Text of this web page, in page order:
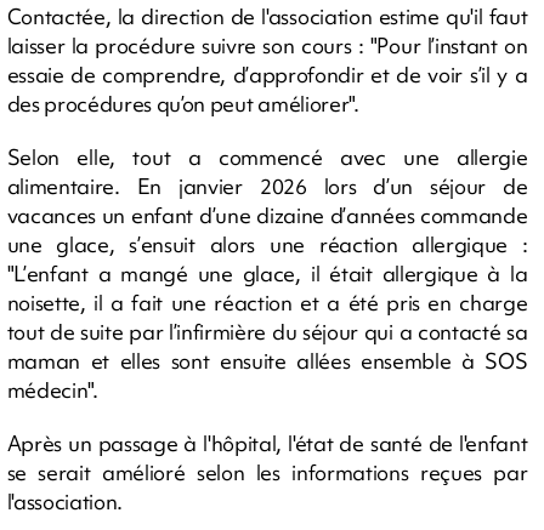
Contactée, la direction de l'association estime qu'il faut
laisser la procédure suivre son cours : "Pour l’instant on
essaie de comprendre, d’approfondir et de voir s’il y a
des procédures qu’on peut améliorer".
Selon elle, tout a commencé avec une allergie
alimentaire. En janvier 2026 lors d’un séjour de
vacances un enfant d’une dizaine d’années commande
une glace, s’ensuit alors une réaction allergique :
"L’enfant a mangé une glace, il était allergique à la
noisette, il a fait une réaction et a été pris en charge
tout de suite par l’infirmière du séjour qui a contacté sa
maman et elles sont ensuite allées ensemble à SOS
médecin".
Après un passage à l'hôpital, l'état de santé de l'enfant
se serait amélioré selon les informations reçues par
l'association.